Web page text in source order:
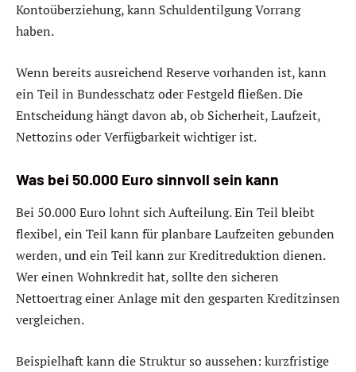
Kontoüberziehung, kann Schuldentilgung Vorrang
haben.
Wenn bereits ausreichend Reserve vorhanden ist, kann
ein Teil in Bundesschatz oder Festgeld fließen. Die
Entscheidung hängt davon ab, ob Sicherheit, Laufzeit,
Nettozins oder Verfügbarkeit wichtiger ist.
Was bei 50.000 Euro sinnvoll sein kann
Bei 50.000 Euro lohnt sich Aufteilung. Ein Teil bleibt
flexibel, ein Teil kann für planbare Laufzeiten gebunden
werden, und ein Teil kann zur Kreditreduktion dienen.
Wer einen Wohnkredit hat, sollte den sicheren
Nettoertrag einer Anlage mit den gesparten Kreditzinsen
vergleichen.
Beispielhaft kann die Struktur so aussehen: kurzfristige